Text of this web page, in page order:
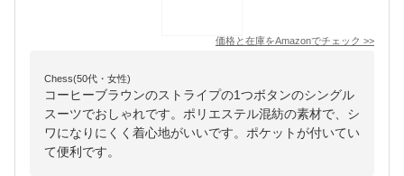
価格と在庫をAmazonでチェック >>
Chess(50代・女性)
コーヒーブラウンのストライプの1つボタンのシングル
スーツでおしゃれです。ポリエステル混紡の素材で、シ
ワになりにくく着心地がいいです。ポケットが付いてい
て便利です。